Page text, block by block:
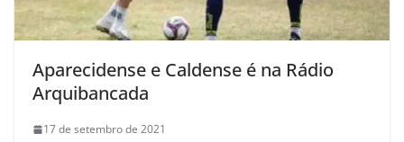
Aparecidense e Caldense é na Rádio
Arquibancada
17 de setembro de 2021